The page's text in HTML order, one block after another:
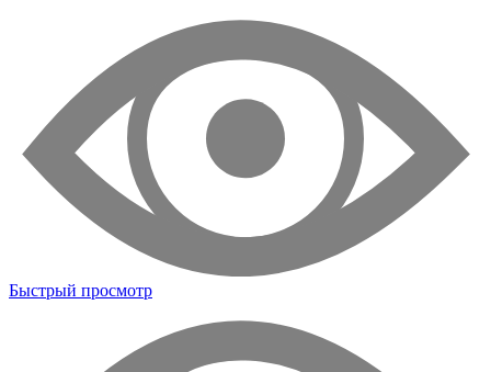
Быстрый просмотр